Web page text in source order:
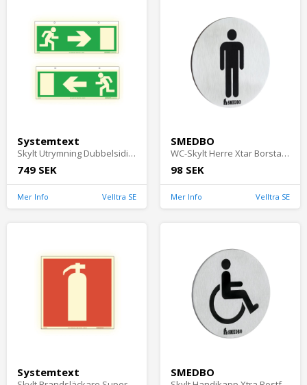
Systemtext
Skylt Utrymning Dubbelsidig AFS 297x115mm Aluminium Systemtext
749 SEK
Mer Info Velltra SE
SMEDBO
WC-Skylt Herre Xtar Borstat Rostfritt Stål Smedbo FS957
98 SEK
Mer Info Velltra SE
Systemtext SMEDBO